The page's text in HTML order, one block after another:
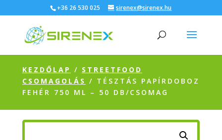
+36 26 530 025 sirenex@sirenex.hu
KEZDŐLAP / STREETFOOD
CSOMAGOLÁS / TÉSZTÁS PAPÍRDOBOZ
FEHÉR 750 ML – 50 DB/CSOMAG